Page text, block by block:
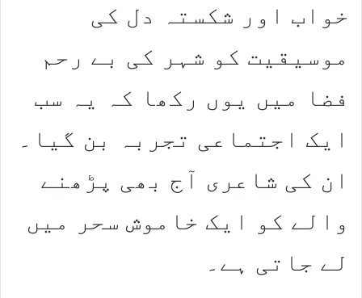
خواب اور شکستہ دل کی
موسیقیت کو شہر کی بے رحم
فضا میں یوں رکھا کہ یہ سب
ایک اجتماعی تجربہ بن گیا۔
ان کی شاعری آج بھی پڑھنے
والے کو ایک خاموش سحر میں
لے جاتی ہے۔